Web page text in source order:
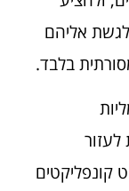
לגשת אליהם
בלבד.
לעזור
קונפליקטים